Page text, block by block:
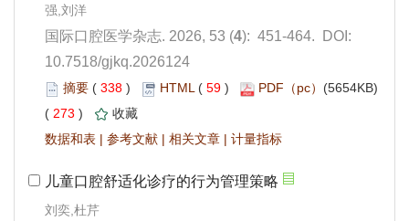
): 451-464. DOI:
10.7518/gjkq.2026124
338 ) 59 )
(5654KB)
273 )
|
| |